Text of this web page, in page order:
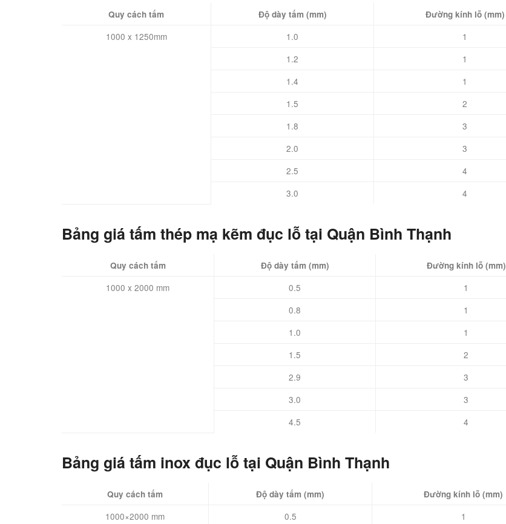
Quy cách tấm Độ dày tấm (mm) Đường kính lỗ (mm)
1000 x 1250mm 1.0 1
1.2
1
1.4
1
1.5
2
1.8
3
2.0
3
2.5
4
3.0
4
Bảng giá tấm thép mạ kẽm đục lỗ tại Quận Bình Thạnh
Quy cách tấm Độ dày tấm (mm) Đường kính lỗ (mm)
1000 x 2000 mm 0.5 1
0.8
1
1.0
1
1.5
2
2.9
3
3.0
3
4.5
4
Bảng giá tấm inox đục lỗ tại Quận Bình Thạnh
Quy cách tấm Độ dày tấm (mm) Đường kính lỗ (mm)
1000×2000 mm 0.5 1